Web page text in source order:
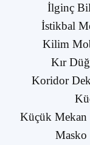
İlginç
İstikbal
Kilim
Kır
Koridor
Küçük Mekan